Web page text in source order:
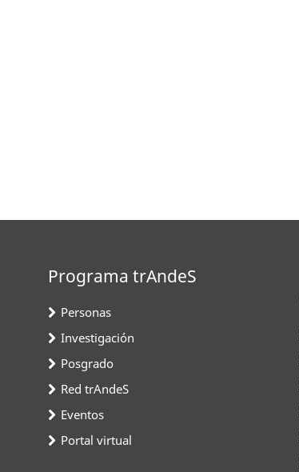
Programa trAndeS
Personas
Investigación
Posgrado
Red trAndeS
Eventos
Portal virtual